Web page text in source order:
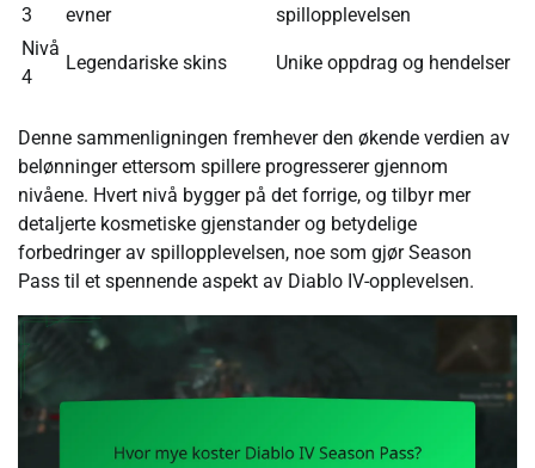
3
evner
spillopplevelsen
Nivå
4
Legendariske skins Unike oppdrag og hendelser
Denne sammenligningen fremhever den økende verdien av
belønninger ettersom spillere progresserer gjennom
nivåene. Hvert nivå bygger på det forrige, og tilbyr mer
detaljerte kosmetiske gjenstander og betydelige
forbedringer av spillopplevelsen, noe som gjør Season
Pass til et spennende aspekt av Diablo IV-opplevelsen.